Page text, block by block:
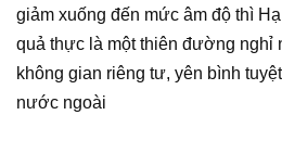
giảm xuống đến mức âm độ thì
quả thực là một thiên đường nghỉ
không gian riêng tư, yên bình
nước ngoài